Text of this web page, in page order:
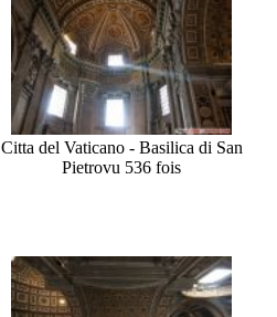
Citta del Vaticano - Basilica di San
Pietrovu 536 fois